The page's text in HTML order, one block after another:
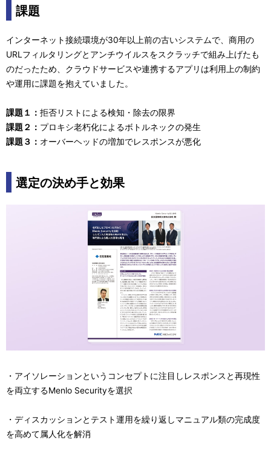
課題
インターネット接続環境が30年以上前の古いシステムで、商用の
URLフィルタリングとアンチウイルスをスクラッチで組み上げたも
のだったため、クラウドサービスや連携するアプリは利用上の制約
や運用に課題を抱えていました。
課題１： 拒否リストによる検知・除去の限界
課題２： プロキシ老朽化によるボトルネックの発生
課題３： オーバーヘッドの増加でレスポンスが悪化
選定の決め手と効果
・アイソレーションというコンセプトに注目しレスポンスと再現性
を両立するMenlo Securityを選択
・ディスカッションとテスト運用を繰り返しマニュアル類の完成度
を高めて属人化を解消